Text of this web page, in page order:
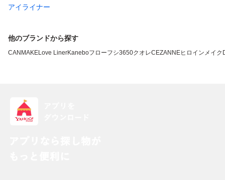
アイライナー
他のブランドから探す
CANMAKELove LinerKaneboフローフシ3650クオレCEZANNEヒロインメイク